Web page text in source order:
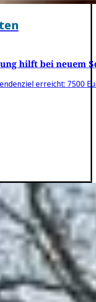
hilft bei neuem
erreicht: 7500